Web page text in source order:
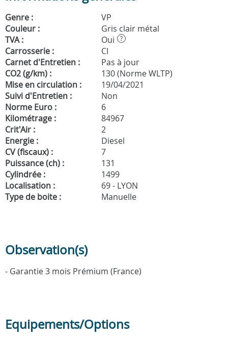
Genre :
VP
Couleur :
Gris clair métal
TVA :
Oui ?
Carrosserie :
CI
Carnet d'Entretien :
Pas à jour
CO2 (g/km) :
130 (Norme WLTP)
Mise en circulation :
19/04/2021
Suivi d'Entretien :
Non
Norme Euro :
6
Kilométrage :
84967
Crit'Air :
2
Energie :
Diesel
CV (fiscaux) :
7
Puissance (ch) :
131
Cylindrée :
1499
Localisation :
69 - LYON
Type de boite :
Manuelle
Observation(s)
- Garantie 3 mois Prémium (France)
Equipements/Options